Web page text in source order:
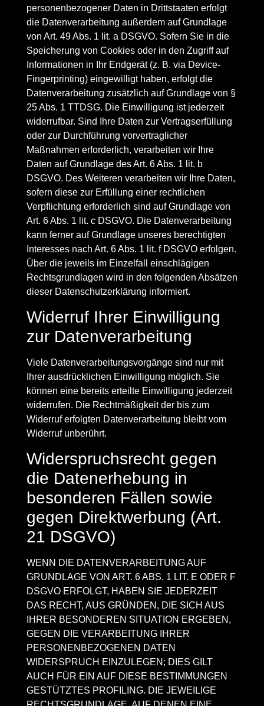
personenbezogener Daten in Drittstaaten erfolgt
die Datenverarbeitung außerdem auf Grundlage
von Art. 49 Abs. 1 lit. a DSGVO. Sofern Sie in die
Speicherung von Cookies oder in den Zugriff auf
Informationen in Ihr Endgerät (z. B. via Device-
Fingerprinting) eingewilligt haben, erfolgt die
Datenverarbeitung zusätzlich auf Grundlage von §
25 Abs. 1 TTDSG. Die Einwilligung ist jederzeit
widerrufbar. Sind Ihre Daten zur Vertragserfüllung
oder zur Durchführung vorvertraglicher
Maßnahmen erforderlich, verarbeiten wir Ihre
Daten auf Grundlage des Art. 6 Abs. 1 lit. b
DSGVO. Des Weiteren verarbeiten wir Ihre Daten,
sofern diese zur Erfüllung einer rechtlichen
Verpflichtung erforderlich sind auf Grundlage von
Art. 6 Abs. 1 lit. c DSGVO. Die Datenverarbeitung
kann ferner auf Grundlage unseres berechtigten
Interesses nach Art. 6 Abs. 1 lit. f DSGVO erfolgen.
Über die jeweils im Einzelfall einschlägigen
Rechtsgrundlagen wird in den folgenden Absätzen
dieser Datenschutzerklärung informiert.
Widerruf Ihrer Einwilligung
zur Datenverarbeitung
Viele Datenverarbeitungsvorgänge sind nur mit
Ihrer ausdrücklichen Einwilligung möglich. Sie
können eine bereits erteilte Einwilligung jederzeit
widerrufen. Die Rechtmäßigkeit der bis zum
Widerruf erfolgten Datenverarbeitung bleibt vom
Widerruf unberührt.
Widerspruchsrecht gegen
die Datenerhebung in
besonderen Fällen sowie
gegen Direktwerbung (Art.
21 DSGVO)
WENN DIE DATENVERARBEITUNG AUF
GRUNDLAGE VON ART. 6 ABS. 1 LIT. E ODER F
DSGVO ERFOLGT, HABEN SIE JEDERZEIT
DAS RECHT, AUS GRÜNDEN, DIE SICH AUS
IHRER BESONDEREN SITUATION ERGEBEN,
GEGEN DIE VERARBEITUNG IHRER
PERSONENBEZOGENEN DATEN
WIDERSPRUCH EINZULEGEN; DIES GILT
AUCH FÜR EIN AUF DIESE BESTIMMUNGEN
GESTÜTZTES PROFILING. DIE JEWEILIGE